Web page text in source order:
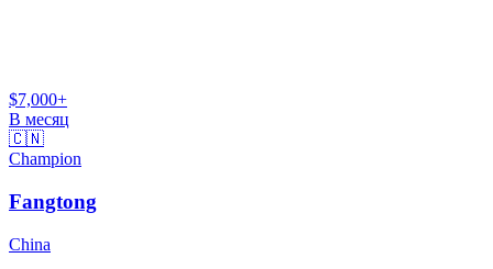
$7,000+
В месяц
🇨🇳
Champion
Fangtong
China